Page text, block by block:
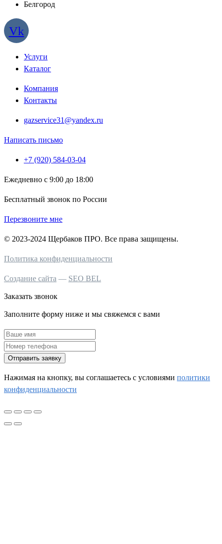
Белгород
Vk
Услуги
Каталог
Компания
Контакты
gazservice31@yandex.ru
Написать письмо
+7 (920) 584-03-04
Ежедневно с 9:00 до 18:00
Бесплатный звонок по России
Перезвоните мне
© 2023-2024 Щербаков ПРО. Все права защищены.
Политика конфиденциальности
Создание сайта — SEO BEL
Заказать звонок
Заполните форму ниже и мы свяжемся с вами
Отправить заявку
Нажимая на кнопку, вы соглашаетесь c условиями политики
конфиденциальности